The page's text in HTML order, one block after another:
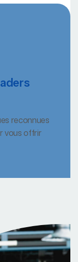
reconnues
vous offrir